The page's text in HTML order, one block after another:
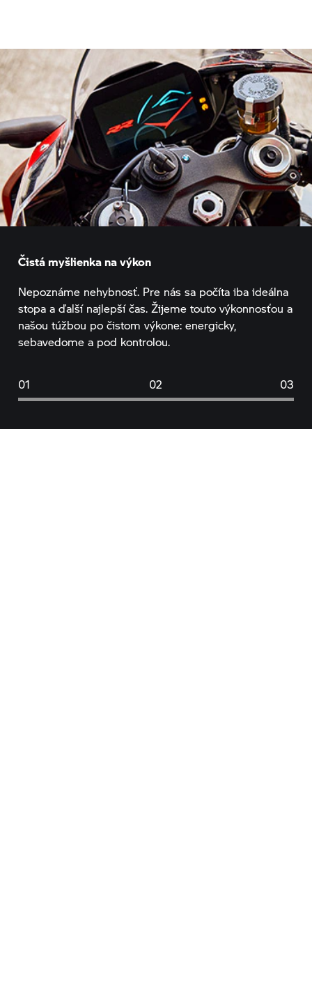
Čistá myšlienka na výkon
Nepoznáme nehybnosť. Pre nás sa počíta iba ideálna
stopa a ďalší najlepší čas. Žijeme touto výkonnosťou a
našou túžbou po čistom výkone: energicky,
sebavedome a pod kontrolou.
01 02 03